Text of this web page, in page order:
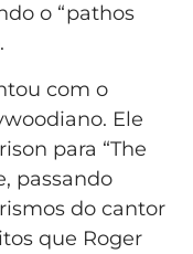
o “pathos
com o
Ele
para “The
passando
do cantor
que Roger